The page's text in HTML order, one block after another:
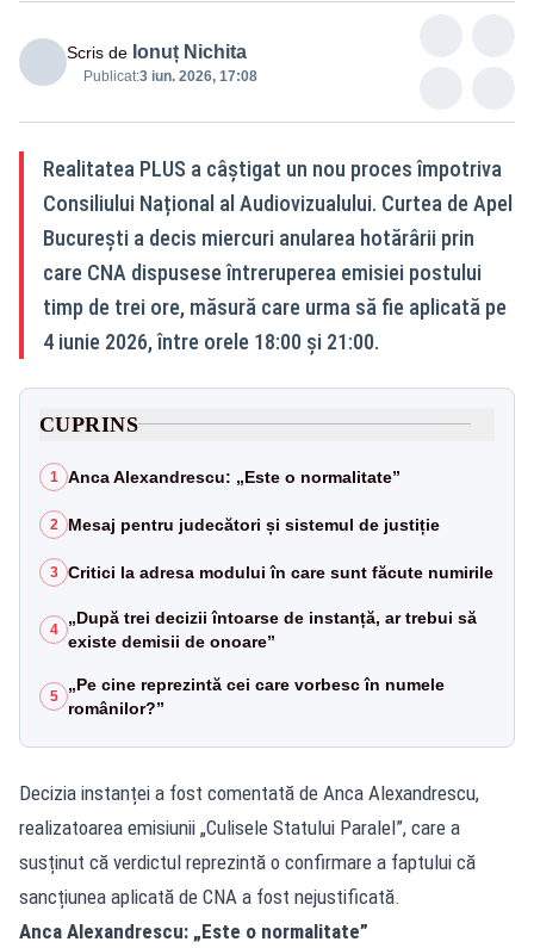
Scris de Ionuț Nichita
Publicat:3 iun. 2026, 17:08
Realitatea PLUS a câștigat un nou proces împotriva
Consiliului Național al Audiovizualului. Curtea de Apel
București a decis miercuri anularea hotărârii prin
care CNA dispusese întreruperea emisiei postului
timp de trei ore, măsură care urma să fie aplicată pe
4 iunie 2026, între orele 18:00 și 21:00.
CUPRINS
1 Anca Alexandrescu: „Este o normalitate”
2 Mesaj pentru judecători și sistemul de justiție
3 Critici la adresa modului în care sunt făcute numirile
4
„După trei decizii întoarse de instanță, ar trebui să
existe demisii de onoare”
5
„Pe cine reprezintă cei care vorbesc în numele
românilor?”
Decizia instanței a fost comentată de Anca Alexandrescu,
realizatoarea emisiunii „Culisele Statului Paralel”, care a
susținut că verdictul reprezintă o confirmare a faptului că
sancțiunea aplicată de CNA a fost nejustificată.
Anca Alexandrescu: „Este o normalitate”